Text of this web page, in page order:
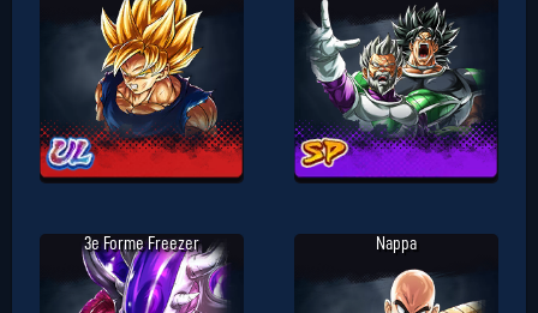
3e Forme Freezer Nappa